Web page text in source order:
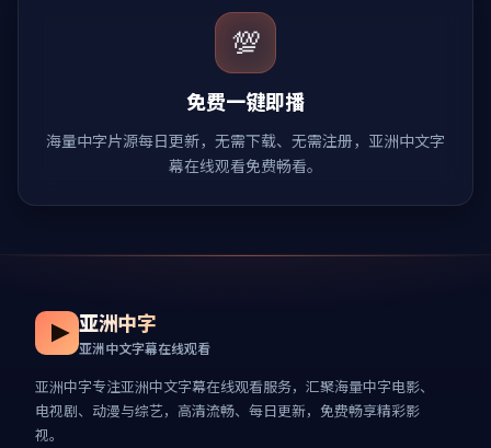
💯
免费一键即播
海量中字片源每日更新，无需下载、无需注册，亚洲中文字
幕在线观看免费畅看。
亚洲中字
亚洲中文字幕在线观看
亚洲中字专注亚洲中文字幕在线观看服务，汇聚海量中字电影、
电视剧、动漫与综艺，高清流畅、每日更新，免费畅享精彩影
视。